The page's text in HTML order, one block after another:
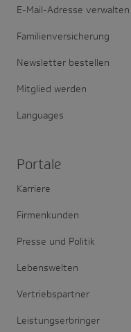
E-Mail-Adresse verwalten
Familienversicherung
Newsletter bestellen
Mitglied werden
Languages
Portale
Karriere
Firmenkunden
Presse und Politik
Lebenswelten
Vertriebspartner
Leistungserbringer